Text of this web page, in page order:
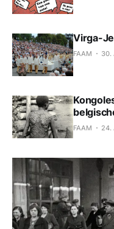
Virga-
FAAM 30.
FAAM 24.